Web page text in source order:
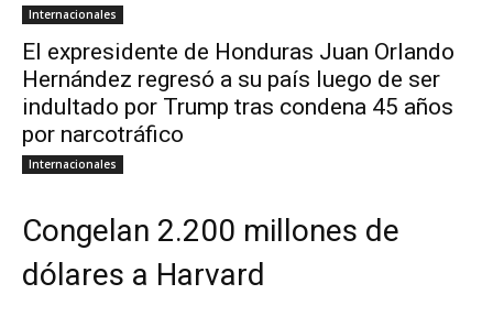
Internacionales
El expresidente de Honduras Juan Orlando
Hernández regresó a su país luego de ser
indultado por Trump tras condena 45 años
por narcotráfico
Internacionales
Congelan 2.200 millones de
dólares a Harvard